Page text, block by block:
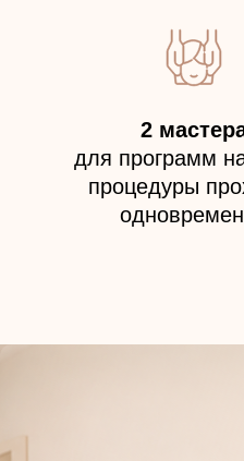
2
для программ
процедуры